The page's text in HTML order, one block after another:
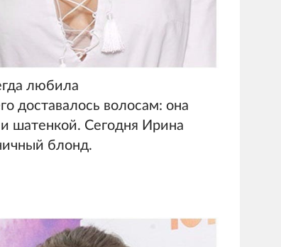
любила
доставалось волосам: она
шатенкой. Сегодня Ирина
блонд.